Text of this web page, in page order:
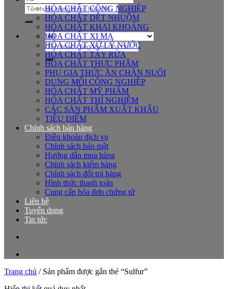
Tìm
kiếm:
Tìm
kiếm:
HÓA CHẤT CÔNG NGHIỆP
HÓA CHẤT DỆT NHUỘM
HÓA CHẤT KHAI KHOÁNG
HÓA CHẤT XI MẠ
HÓA CHẤT XỬ LÝ NƯỚC
HÓA CHẤT TẨY RỬA
HÓA CHẤT THỰC PHẨM
PHỤ GIA THỨC ĂN CHĂN NUÔI
DUNG MÔI CÔNG NGHIỆP
HÓA CHẤT MỸ PHẨM
HÓA CHẤT THÍ NGHIỆM
CÁC SẢN PHẨM XUẤT KHẨU
TIÊU ĐIỂM
Chính sách bán hàng
Điều khoản dịch vụ
Chính sách bảo mật
Hướng dẫn mua hàng
Chính sách kiểm hàng
Chính sách đổi trả hàng
Hình thức thanh toán
Cung cấp hóa đơn chứng từ
Liên hệ
Tuyển dụng
Tin tức
Trang chủ /Sản phẩm được gắn thẻ “Sulfur”